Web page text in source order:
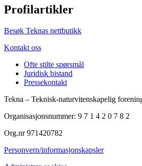
Profilartikler
Besøk Teknas nettbutikk
Kontakt oss
Ofte stilte spørsmål
Juridisk bistand
Pressekontakt
Tekna – Teknisk-naturvitenskapelig
Organisasjonsnummer: 9 7 1 4 2 0 7 8 2
Org.nr 971420782
Personvern/informasjonskapsler